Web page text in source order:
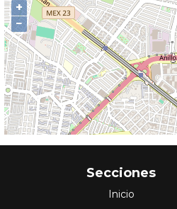
+
−
Secciones
Inicio